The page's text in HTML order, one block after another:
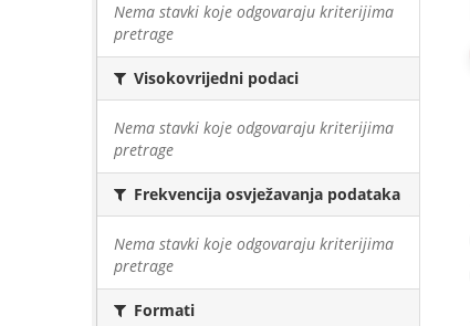
Nema stavki koje odgovaraju kriterijima
pretrage
Visokovrijedni podaci
Nema stavki koje odgovaraju kriterijima
pretrage
Frekvencija osvježavanja podataka
Nema stavki koje odgovaraju kriterijima
pretrage
Formati